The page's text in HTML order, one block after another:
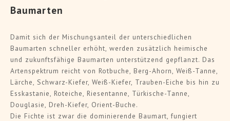
Baumarten
Damit sich der Mischungsanteil der unterschiedlichen
Baumarten schneller erhöht, werden zusätzlich heimische
und zukunftsfähige Baumarten unterstützend gepflanzt. Das
Artenspektrum reicht von Rotbuche, Berg-Ahorn, Weiß-Tanne,
Lärche, Schwarz-Kiefer, Weiß-Kiefer, Trauben-Eiche bis hin zu
Esskastanie, Roteiche, Riesentanne, Türkische-Tanne,
Douglasie, Dreh-Kiefer, Orient-Buche.
Die Fichte ist zwar die dominierende Baumart, fungiert